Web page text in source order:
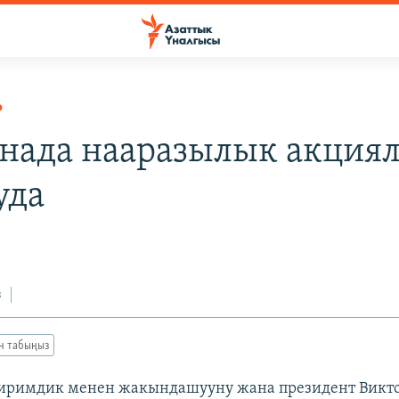
нааразылык
табыңыз
менен жакындашууну жана президент